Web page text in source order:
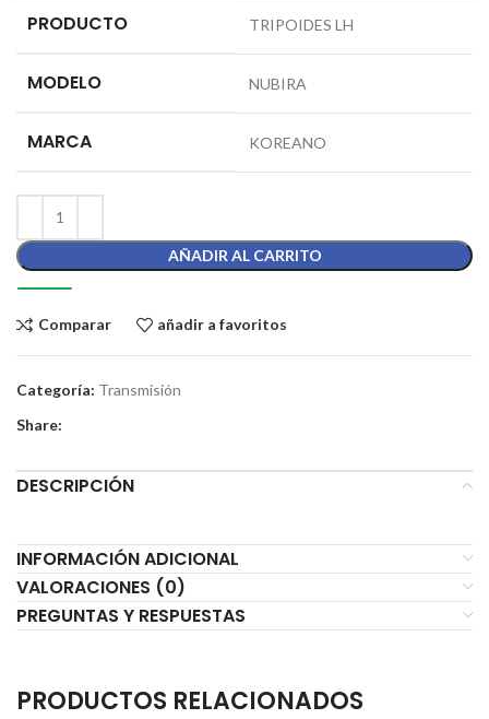
PRODUCTO TRIPOIDES LH
MODELO NUBIRA
MARCA KOREANO
AÑADIR AL CARRITO
Comparar añadir a favoritos
Categoría: Transmisión
Share:
DESCRIPCIÓN
INFORMACIÓN ADICIONAL
VALORACIONES (0)
PREGUNTAS Y RESPUESTAS
PRODUCTOS RELACIONADOS